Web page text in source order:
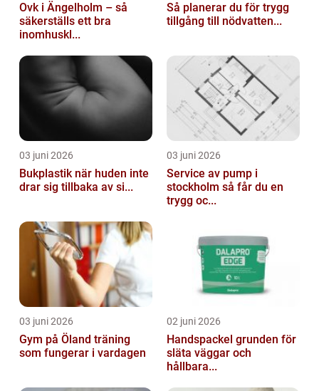
Ovk i Ängelholm – så
säkerställs ett bra
inomhuskl...
Så planerar du för trygg
tillgång till nödvatten...
03 juni 2026
Bukplastik när huden inte
drar sig tillbaka av si...
03 juni 2026
Service av pump i
stockholm så får du en
trygg oc...
03 juni 2026
Gym på Öland träning
som fungerar i vardagen
02 juni 2026
Handspackel grunden för
släta väggar och
hållbara...